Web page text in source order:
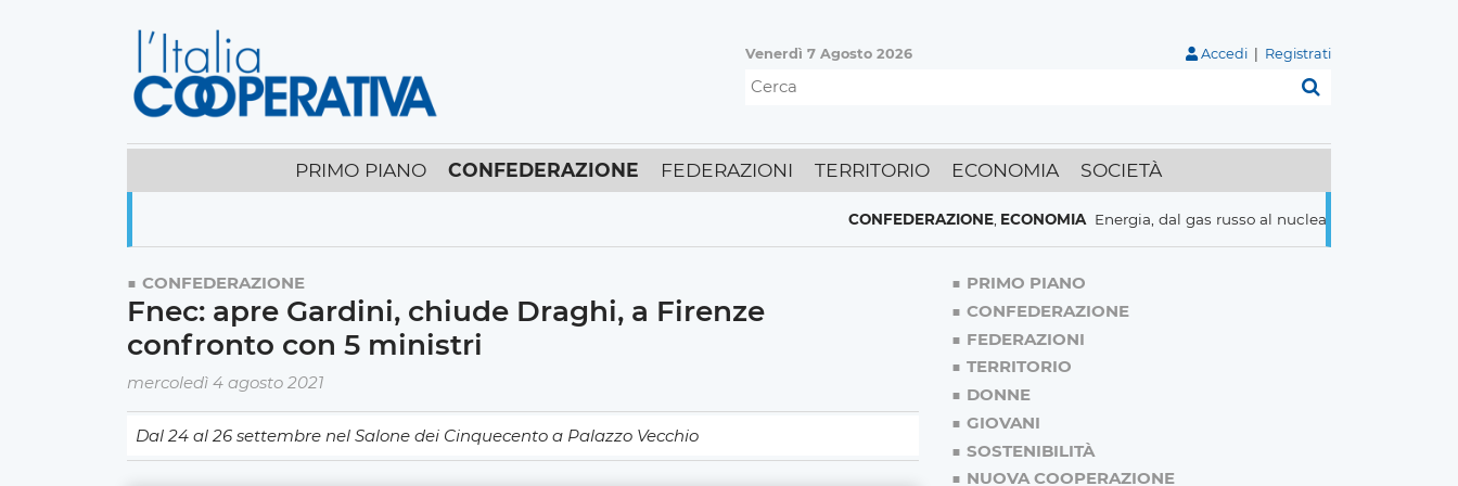
Venerdì 7 Agosto 2026 Accedi Registrati
PRIMO PIANO CONFEDERAZIONE FEDERAZIONI TERRITORIO ECONOMIA SOCIETÀ
CONFEDERAZIONE,ECONOMIA Energia, dal gas russo al nucleare italiani pronti a tutto
CONFEDERAZIONE
Fnec: apre Gardini, chiude Draghi, a Firenze
confronto con 5 ministri
mercoledì 4 agosto 2021
Dal 24 al 26 settembre nel Salone dei Cinquecento a Palazzo Vecchio
PRIMO PIANO
CONFEDERAZIONE
FEDERAZIONI
TERRITORIO
DONNE
GIOVANI
SOSTENIBILITÀ
NUOVA COOPERAZIONE